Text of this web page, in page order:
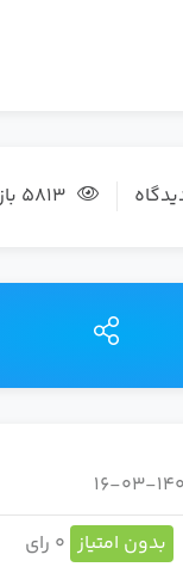
5813 بازدید
بدون امتیاز 0 رای